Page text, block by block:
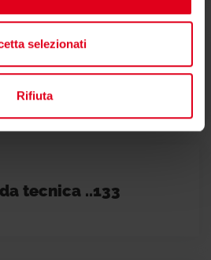
selezionati
Rifiuta
tecnica ..072-073
tecnica ..133